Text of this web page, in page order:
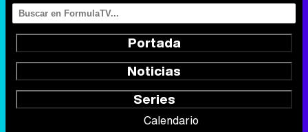
Portada
Noticias
Series
Calendario